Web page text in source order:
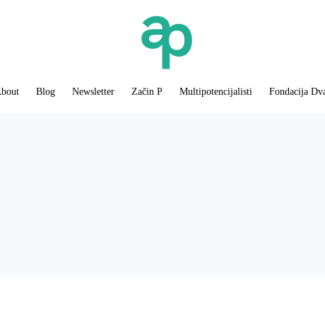
Blog Newsletter Začin P Multipotencijalisti Fondacija